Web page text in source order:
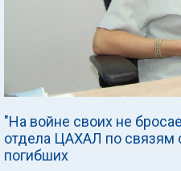
"На войне своих не
отдела ЦАХАЛ по
погибших